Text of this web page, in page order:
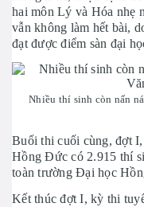
hai môn Lý và Hóa nhẹ
vẫn không làm hết bài,
đạt được điểm sàn đại
Nhiều thí sinh còn nấn
Buổi thi cuối cùng, đợt
Hồng Đức có 2.915 thí
toàn trường Đại học
Kết thúc đợt I, kỳ thi